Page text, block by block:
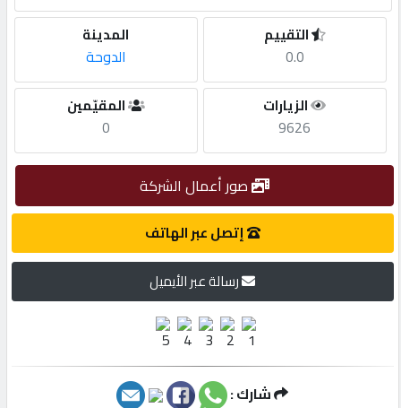
طلب
شركات
المدينة
الدوحة
التقييم
0.0
المقيّمين
0
الزيارات
9626
صور أعمال الشركة
إتصل عبر الهاتف
رسالة عبر الأيميل
شارك :